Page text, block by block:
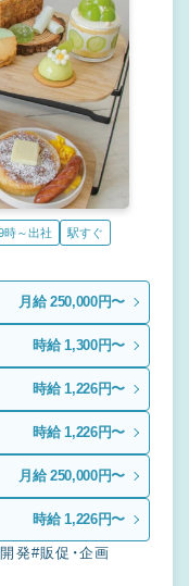
時～出社 駅すぐ
月給 250,000円〜
時給 1,300円〜
時給 1,226円〜
時給 1,226円〜
月給 250,000円〜
時給 1,226円〜
発#販促・企画